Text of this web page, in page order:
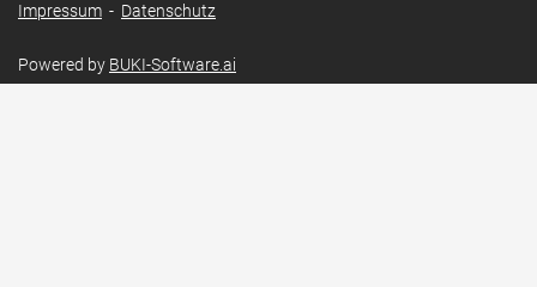
Impressum - Datenschutz
Powered by BUKI-Software.ai